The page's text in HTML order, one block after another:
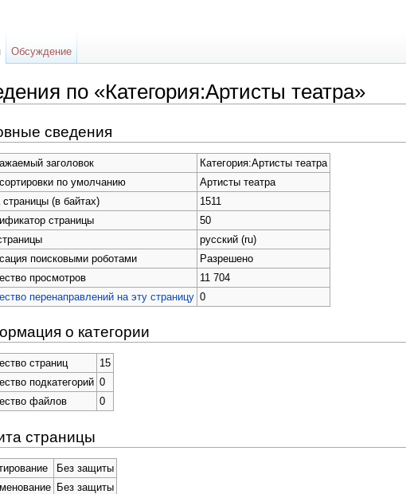
по «Категория:Артисты театра»
сведения
заголовок
Категория:Артисты театра
по умолчанию
Артисты театра
(в байтах)
1511
страницы
50
русский (ru)
поисковыми роботами
Разрешено
просмотров
11 704
перенаправлений на эту страницу 0
о категории
страниц
15
подкатегорий 0
файлов
0
страницы
Без защиты
Без защиты
Обсуждение